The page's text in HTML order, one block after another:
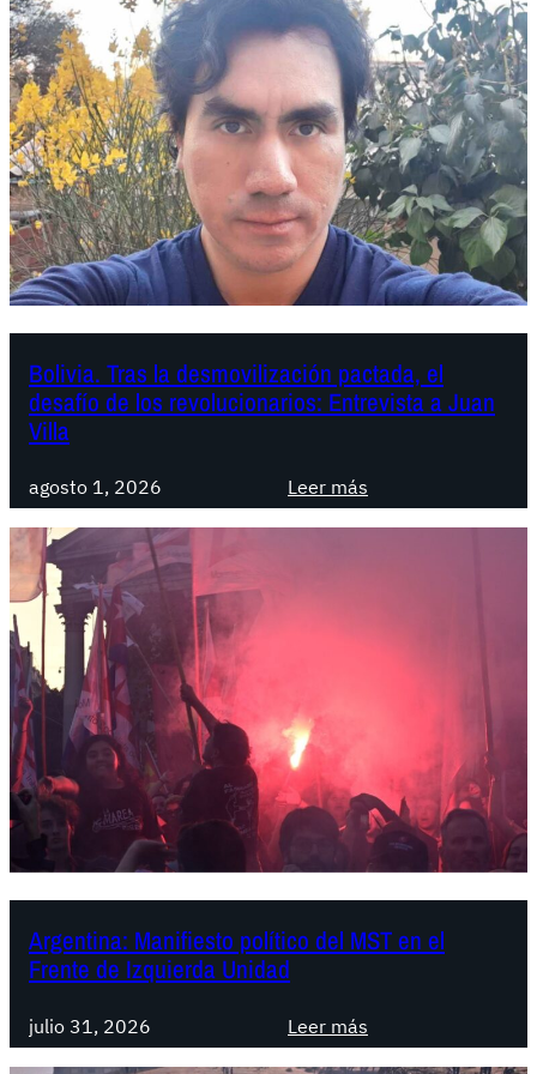
Bolivia. Tras la desmovilización pactada, el
desafío de los revolucionarios: Entrevista a Juan
Villa
agosto 1, 2026 Leer más
B
a
s
l
a
d
o
Argentina: Manifiesto político del MST en el
Frente de Izquierda Unidad
julio 31, 2026 Leer más
A